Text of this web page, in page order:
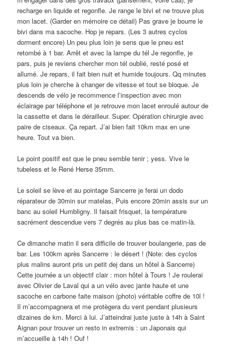
recharge en liquide et regonfle. Je range le bivi et ne trouve plus
mon lacet. (Garder en mémoire ce détail) Pas grave je bourre le
bivi dans ma sacoche. Hop je repars. (Les 3 autres cyclos
dorment encore) Un peu plus loin je sens que le pneu est
retombé à 1 bar. Arrêt et avec la lampe du tél Je regonfle, je
pars, puis je reviens chercher mon tél oublié, resté posé et
allumé. Je repars, il fait bien nuit et humide toujours. Qq minutes
plus loin je cherche à changer de vitesse et tout se bloque. Je
descends de vélo je recommence l’inspection avec mon
éclairage par téléphone et je retrouve mon lacet enroulé autour de
la cassette et dans le dérailleur. Super. Opération chirurgie avec
paire de ciseaux. Ça repart. J’ai bien fait 10km max en une
heure. Tout va bien.
Le point positif est que le pneu semble tenir ; yess. Vive le
tubeless et le René Herse 35mm.
Le soleil se lève et au pointage Sancerre je ferai un dodo
réparateur de 30min sur matelas, Puis encore 20min assis sur un
banc au soleil Humbligny. Il faisait frisquet, la température
sacrément descendue vers 7 degrés au plus bas ce matin-là.
Ce dimanche matin il sera difficile de trouver boulangerie, pas de
bar. Les 100km après Sancerre : le désert ! (Note: des cyclos
plus malins auront pris un petit dej dans un hôtel à Sancerre)
Cette journée a un objectif clair : mon hôtel à Tours ! Je roulerai
avec Olivier de Laval qui a un vélo avec jante haute et une
sacoche en carbone faite maison (photo) véritable coffre de 10l !
Il m’accompagnera et me protègera du vent pendant plusieurs
dizaines de km. Merci à lui. J’atteindrai juste juste à 14h à Saint
Aignan pour trouver un resto in extremis : un Japonais qui
m’accueille à 14h ! Ouf !